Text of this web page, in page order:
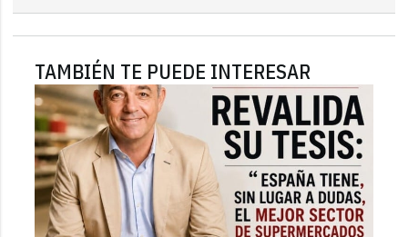
TAMBIÉN TE PUEDE INTERESAR